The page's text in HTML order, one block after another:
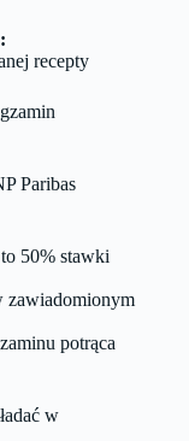
recepty
Paribas
50% stawki
zawiadomionym
potrąca
w